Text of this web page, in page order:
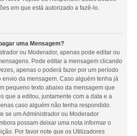
em que está autorizado a fazê-lo.
uma Mensagem?
ou Moderador, apenas pode editar ou
Pode editar a mensagem clicando
apenas o poderá fazer por um período
envio da mensagem. Caso alguém tenha já
pequeno texto abaixo da mensagem que
que a editou, juntamente com a data e a
caso alguém não tenha respondido.
se um Administrador ou Moderador
possam deixar uma nota informar o
Por favor note que os Utilizadores